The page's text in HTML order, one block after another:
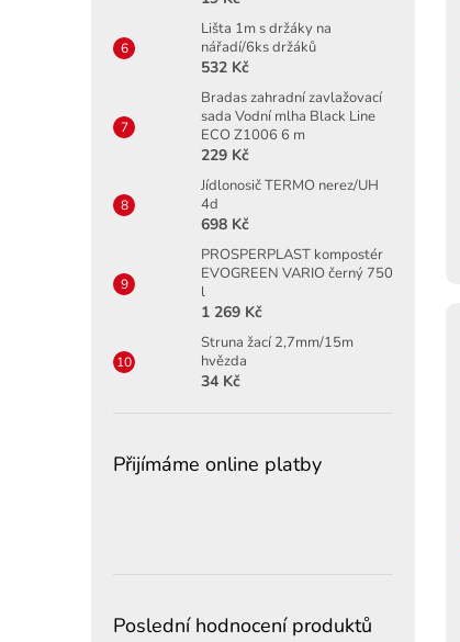
Lišta 1m s držáky na
nářadí/6ks držáků
532 Kč
Bradas zahradní zavlažovací
sada Vodní mlha Black Line
ECO Z1006 6 m
229 Kč
Jídlonosič TERMO nerez/UH
4d
698 Kč
PROSPERPLAST kompostér
EVOGREEN VARIO černý 750
l
1 269 Kč
Struna žací 2,7mm/15m
hvězda
34 Kč
Přijímáme online platby
Poslední hodnocení produktů